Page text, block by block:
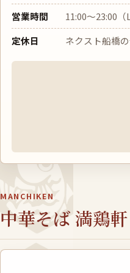
営業時間
11:00〜23:00（
定休日
ネクスト船橋
MANCHIKEN
中華そば 満鶏軒